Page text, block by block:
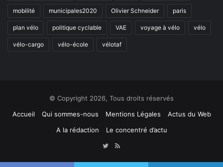
mobilité municipales2020 Olivier Schneider paris
plan vélo politique cyclable VAE voyage à vélo vélo
vélo-cargo vélo-école vélotaf
© Copyright 2026, Tous droits réservés
Accueil
Qui sommes-nous Mentions Légales
Actus du Web
A la rédaction
Le concentré d’actu